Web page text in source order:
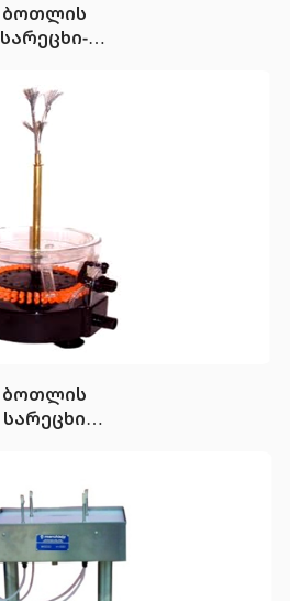
ბოთლის
სარეცხი-
ბოთლის
სარეცხი